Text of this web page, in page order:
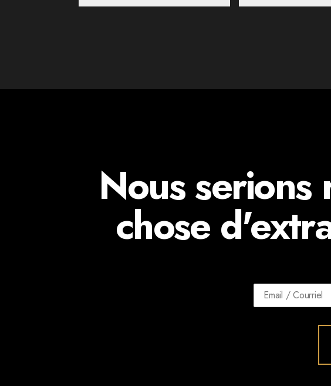
Nous
chose